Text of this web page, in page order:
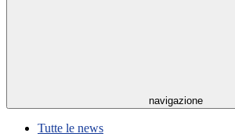
navigazione
Tutte le news